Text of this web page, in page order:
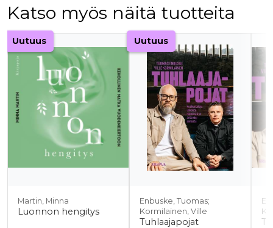
Katso myös näitä tuotteita
Tuoteluettelon alku
Uutuus
Martin, Minna
Luonnon hengitys
Uutuus
Enbuske, Tuomas;
Kormilainen, Ville
Tuhlaajapojat